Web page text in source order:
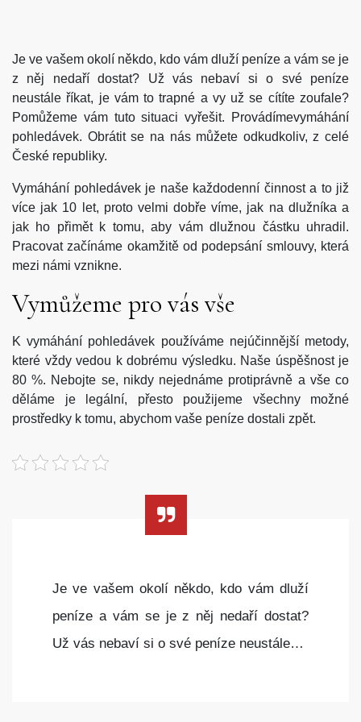
Je ve vašem okolí někdo, kdo vám dluží peníze a vám se je
z něj nedaří dostat? Už vás nebaví si o své peníze
neustále říkat, je vám to trapné a vy už se cítíte zoufale?
Pomůžeme vám tuto situaci vyřešit. Provádímevymáhání
pohledávek. Obrátit se na nás můžete odkudkoliv, z celé
České republiky.
Vymáhání pohledávek je naše každodenní činnost a to již
více jak 10 let, proto velmi dobře víme, jak na dlužníka a
jak ho přimět k tomu, aby vám dlužnou částku uhradil.
Pracovat začínáme okamžitě od podepsání smlouvy, která
mezi námi vznikne.
Vymůžeme pro vás vše
Kvymáhání pohledávek používáme nejúčinnější metody,
které vždy vedou k dobrému výsledku. Naše úspěšnost je
80 %. Nebojte se, nikdy nejednáme protiprávně a vše co
děláme je legální, přesto použijeme všechny možné
prostředky k tomu, abychom vaše peníze dostali zpět.
Je ve vašem okolí někdo, kdo vám dluží
peníze a vám se je z něj nedaří dostat?
Už vás nebaví si o své peníze neustále…